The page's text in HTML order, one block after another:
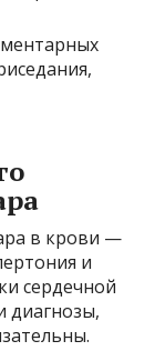
в крови —
и
сердечной
диагнозы,